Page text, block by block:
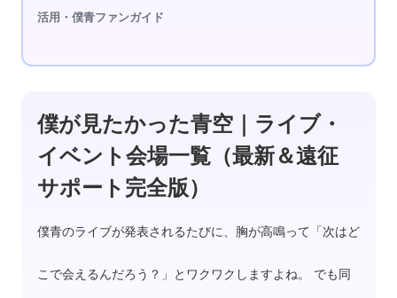
活用・僕青ファンガイド
僕が見たかった青空｜ライブ・
イベント会場一覧（最新＆遠征
サポート完全版）
僕青のライブが発表されるたびに、胸が高鳴って「次はど
こで会えるんだろう？」とワクワクしますよね。 でも同